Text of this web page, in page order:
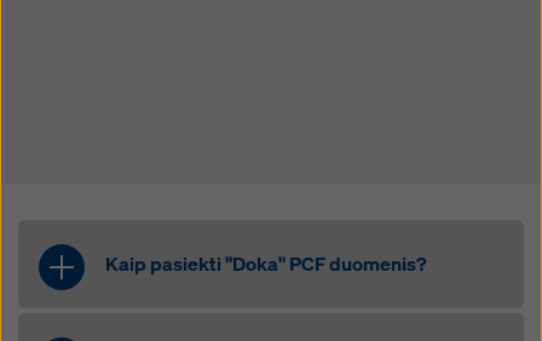
Kaip pasiekti "Doka" PCF duomenis?